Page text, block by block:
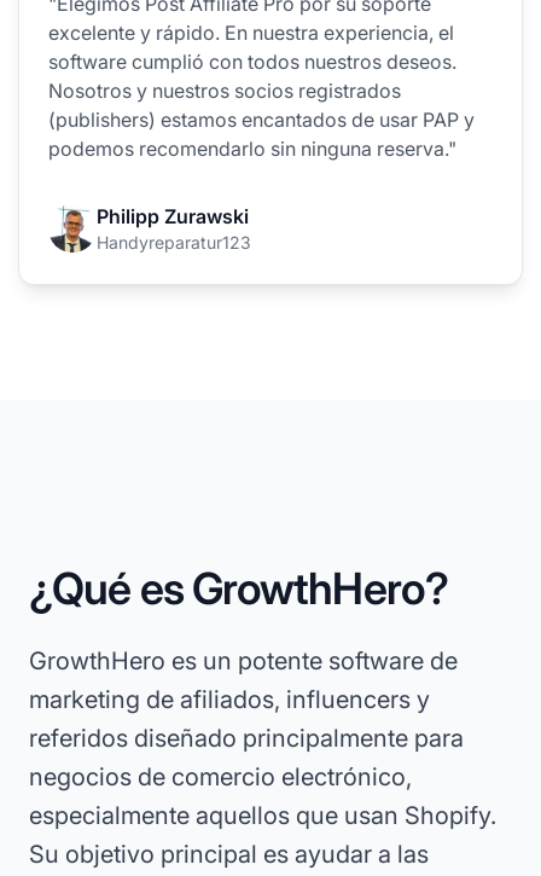
excelente y rápido. En nuestra experiencia, el
software cumplió con todos nuestros deseos.
Nosotros y nuestros socios registrados
(publishers) estamos encantados de usar PAP y
podemos recomendarlo sin ninguna reserva."
Philipp Zurawski
Handyreparatur123
¿Qué es GrowthHero?
GrowthHero es un potente software de
marketing de afiliados, influencers y
referidos diseñado principalmente para
negocios de comercio electrónico,
especialmente aquellos que usan Shopify.
Su objetivo principal es ayudar a las